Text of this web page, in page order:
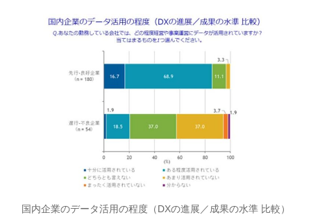
国内企業のデータ活用の程度（DXの進展／成果の水準 比較）